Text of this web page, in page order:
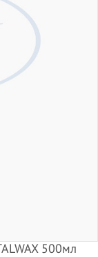
500мл